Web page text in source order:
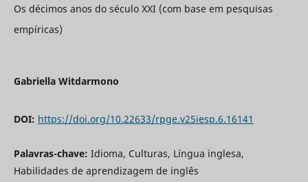
Os décimos anos do século XXI (com base em pesquisas
empíricas)
Gabriella Witdarmono
DOI: https://doi.org/10.22633/rpge.v25iesp.6.16141
Palavras-chave: Idioma, Culturas, Língua inglesa,
Habilidades de aprendizagem de inglês